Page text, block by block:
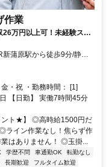
作業
26万円以上可！未経験スタ
蒲原駅から徒歩9分/静岡
・祝 ・勤務時間： [1]
【日勤】 実働7時間45分
ント★】 ◎高時給1500円だ
ライン作業なし！焦らず作
はありません！ ◎玉掛...
学歴不問 車通勤OK
転勤なし
長期歓迎
フルタイム歓迎